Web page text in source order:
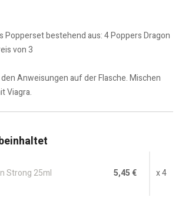
Popperset bestehend aus: 4 Poppers Dragon
von 3
Anweisungen auf der Flasche. Mischen
Viagra.
Strong 25ml 5,45 € x 4